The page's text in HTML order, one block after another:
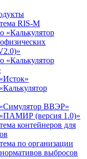
RIS-M
«Калькулятор
«Калькулятор
ВВЭР»
(версия 1.0)»
контейнеров для
по организации
выбросов